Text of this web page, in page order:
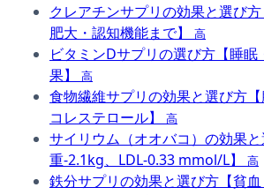
クレアチンサプリの効果と選び
肥大・認知機能まで】
高
ビタミンDサプリの選び方【睡眠
果】
高
食物繊維サプリの効果と選び方【
コレステロール】
高
サイリウム（オオバコ）の効果
重-2.1kg、LDL-0.33 mmol/L】
高
鉄分サプリの効果と選び方【貧血